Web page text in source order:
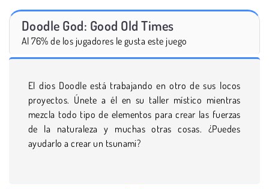
Doodle God: Good Old Times
Al 76% de los jugadores le gusta este juego
El dios Doodle está trabajando en otro de sus locos
proyectos. Únete a él en su taller místico mientras
mezcla todo tipo de elementos para crear las fuerzas
de la naturaleza y muchas otras cosas. ¿Puedes
ayudarlo a crear un tsunami?